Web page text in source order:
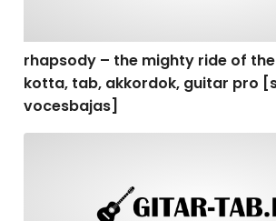
rhapsody – the mighty ride of
kotta, tab, akkordok, guitar pro
vocesbajas]